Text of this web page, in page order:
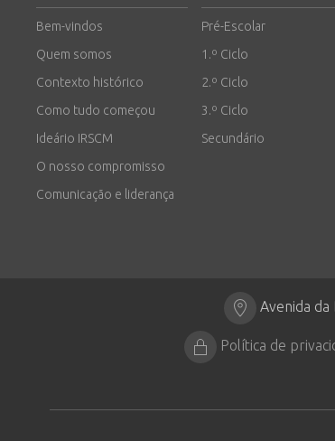
Bem-vindos
Quem somos
Contexto histórico
Como tudo começou
Ideário IRSCM
O nosso compromisso
Comunicação e liderança
Pré-Escolar
1.º Ciclo
2.º Ciclo
3.º Ciclo
Secundário
Avenida
Política de